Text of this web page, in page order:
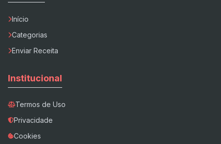
Início
Categorias
Enviar Receita
Institucional
Termos de Uso
Privacidade
Cookies